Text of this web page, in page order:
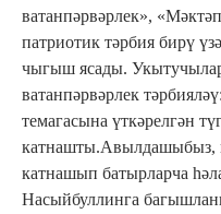
ватанпәрвәрлек»,
патриотик тәрбия бирү
чыгыш ясады.
ватанпәрвәрлек
темагасына үткәрелгән
катнашты.Авылдашыбыз,
катнашып батырларча
Насыйбуллинга